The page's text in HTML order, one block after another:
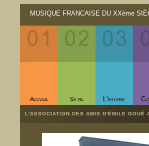
MUSIQUE FRANCAISE DU XXème
Accueil Sa vie L'œuvre
L'ASSOCIATION DES AMIS D'ÉMILE